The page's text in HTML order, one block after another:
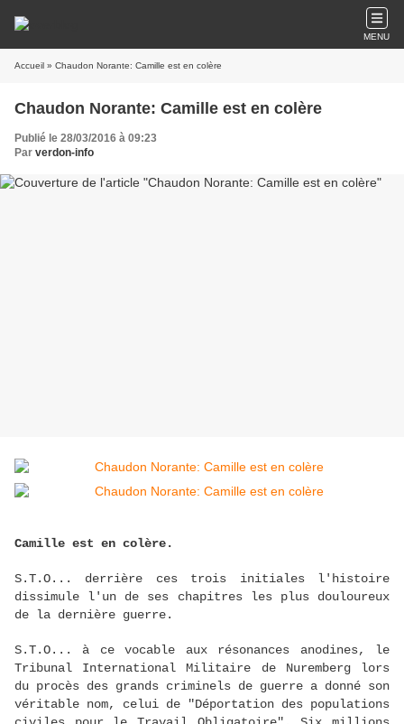
MENU
Accueil » Chaudon Norante: Camille est en colère
Chaudon Norante: Camille est en colère
Publié le 28/03/2016 à 09:23
Par verdon-info
Camille est en colère.
S.T.O... derrière ces trois initiales l'histoire
dissimule l'un de ses chapitres les plus douloureux
de la dernière guerre.
S.T.O... à ce vocable aux résonances anodines, le
Tribunal International Militaire de Nuremberg lors
du procès des grands criminels de guerre a donné son
véritable nom, celui de "Déportation des populations